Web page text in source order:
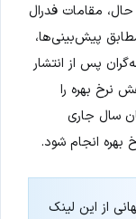
مقامات فدرال
پیش‌بینی‌ها،
پس از انتشار
نرخ بهره را
سال جاری
از این لینک